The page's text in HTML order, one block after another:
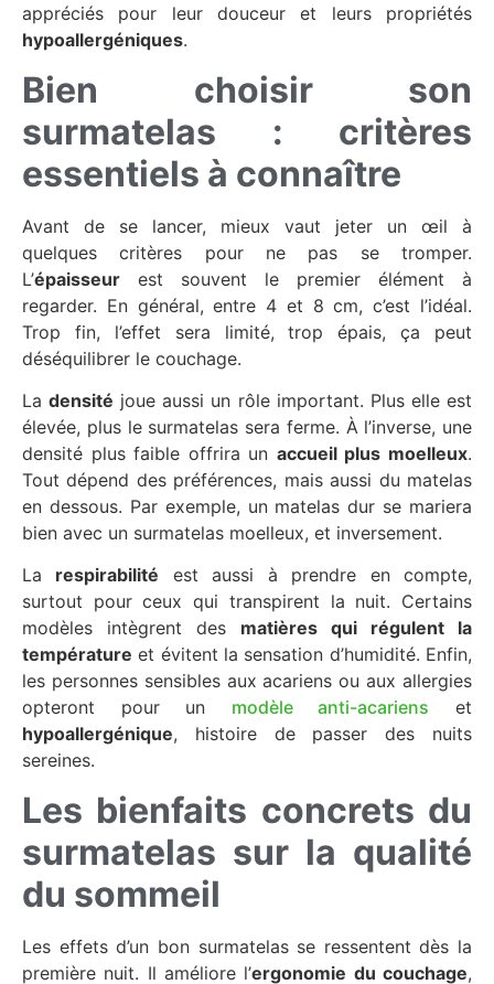
appréciés pour leur douceur et leurs propriétés
hypoallergéniques.
Bien choisir son
surmatelas : critères
essentiels à connaître
Avant de se lancer, mieux vaut jeter un œil à
quelques critères pour ne pas se tromper.
L’épaisseur est souvent le premier élément à
regarder. En général, entre 4 et 8 cm, c’est l’idéal.
Trop fin, l’effet sera limité, trop épais, ça peut
déséquilibrer le couchage.
Ladensité joue aussi un rôle important. Plus elle est
élevée, plus le surmatelas sera ferme. À l’inverse, une
densité plus faible offrira un accueil plus moelleux.
Tout dépend des préférences, mais aussi du matelas
en dessous. Par exemple, un matelas dur se mariera
bien avec un surmatelas moelleux, et inversement.
La respirabilité est aussi à prendre en compte,
surtout pour ceux qui transpirent la nuit. Certains
modèles intègrent des matières qui régulent la
température et évitent la sensation d’humidité. Enfin,
les personnes sensibles aux acariens ou aux allergies
opteront pour un modèle anti-acariens et
hypoallergénique, histoire de passer des nuits
sereines.
Les bienfaits concrets du
surmatelas sur la qualité
du sommeil
Les effets d’un bon surmatelas se ressentent dès la
première nuit. Il améliore l’ergonomie du couchage,